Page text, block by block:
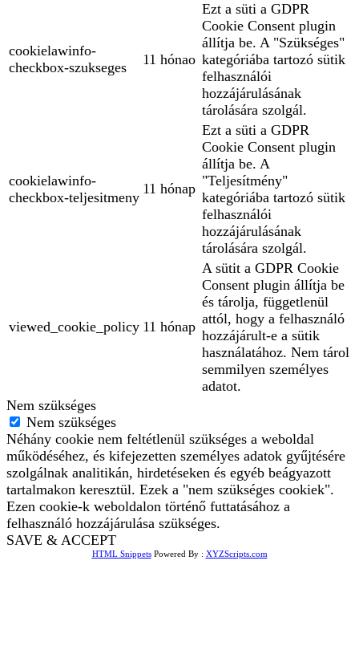
cookielawinfo-
checkbox-szukseges
11 hónao
Ezt a süti a GDPR
Cookie Consent plugin
állítja be. A "Szükséges"
kategóriába tartozó sütik
felhasználói
hozzájárulásának
tárolására szolgál.
cookielawinfo-
checkbox-teljesitmeny
11 hónap
Ezt a süti a GDPR
Cookie Consent plugin
állítja be. A
"Teljesítmény"
kategóriába tartozó sütik
felhasználói
hozzájárulásának
tárolására szolgál.
viewed_cookie_policy 11 hónap
A sütit a GDPR Cookie
Consent plugin állítja be
és tárolja, függetlenül
attól, hogy a felhasználó
hozzájárult-e a sütik
használatához. Nem tárol
semmilyen személyes
adatot.
Nem szükséges
Nem szükséges
Néhány cookie nem feltétlenül szükséges a weboldal
működéséhez, és kifejezetten személyes adatok gyűjtésére
szolgálnak analitikán, hirdetéseken és egyéb beágyazott
tartalmakon keresztül. Ezek a "nem szükséges cookiek".
Ezen cookie-k weboldalon történő futtatásához a
felhasználó hozzájárulása szükséges.
SAVE & ACCEPT
HTML SnippetsPowered By : XYZScripts.com